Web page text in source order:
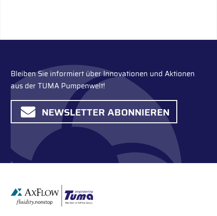
Bleiben Sie informiert über Innovationen und Aktionen
aus der TUMA Pumpenwelt!
NEWSLETTER ABONNIEREN